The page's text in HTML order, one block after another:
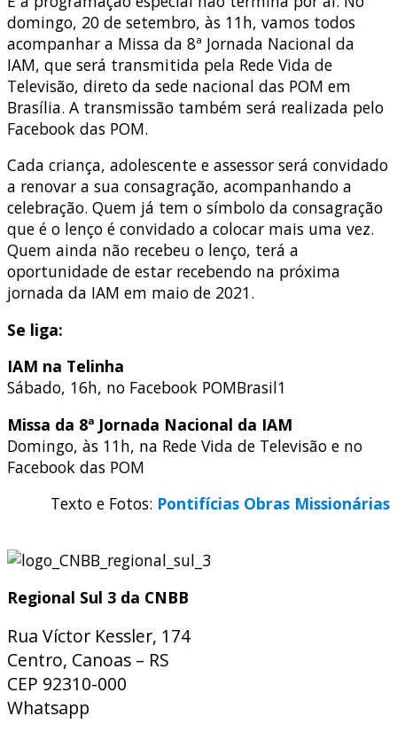
domingo, 20 de setembro, às 11h, vamos todos
acompanhar a Missa da 8ª Jornada Nacional da
IAM, que será transmitida pela Rede Vida de
Televisão, direto da sede nacional das POM em
Brasília. A transmissão também será realizada pelo
Facebook das POM.
Cada criança, adolescente e assessor será convidado
a renovar a sua consagração, acompanhando a
celebração. Quem já tem o símbolo da consagração
que é o lenço é convidado a colocar mais uma vez.
Quem ainda não recebeu o lenço, terá a
oportunidade de estar recebendo na próxima
jornada da IAM em maio de 2021.
Se liga:
IAM na Telinha
Sábado, 16h, no Facebook POMBrasil1
Missa da 8ª Jornada Nacional da IAM
Domingo, às 11h, na Rede Vida de Televisão e no
Facebook das POM
Texto e Fotos: Pontifícias Obras Missionárias
Regional Sul 3 da CNBB
Rua Víctor Kessler, 174
Centro, Canoas – RS
CEP 92310-000
Whatsapp